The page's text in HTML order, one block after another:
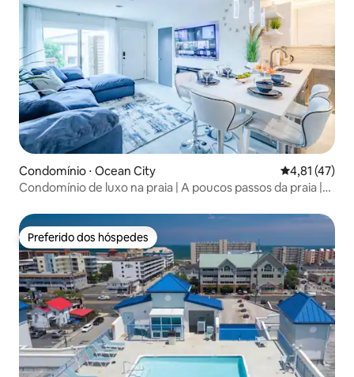
Condomínio ⋅ Ocean City 4,81 de uma
4,81 (47)
Condomínio de luxo na praia | A poucos passos da praia |
Preferido dos hóspedes
Preferido dos hóspedes